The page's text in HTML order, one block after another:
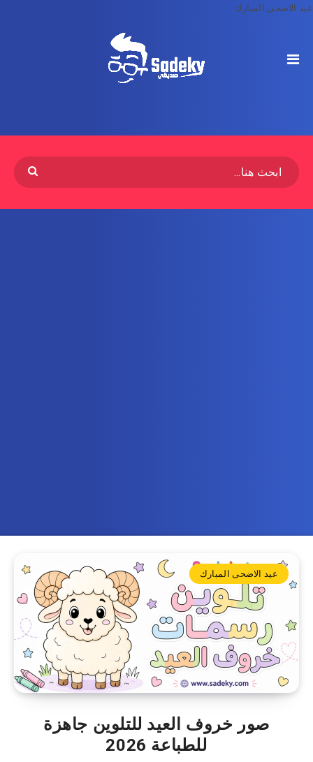
عيد الاضحى المبارك
عيد الاضحى المبارك
صور خروف العيد للتلوين​ جاهزة
للطباعة 2026